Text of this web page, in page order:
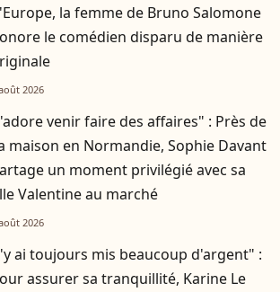
la femme de Bruno Salomone
le comédien disparu de manière
2026
venir faire des affaires" : Près de
maison en Normandie, Sophie Davant
un moment privilégié avec sa
Valentine au marché
2026
ai toujours mis beaucoup d'argent" :
assurer sa tranquillité, Karine Le